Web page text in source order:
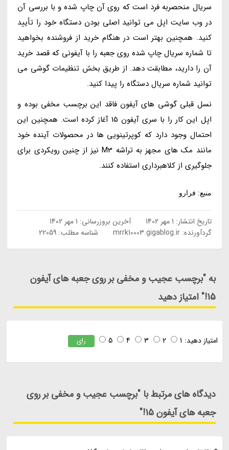
سریال منحصربه فرد است که روی آن چاپ شده و با بررسی آن
در وب سایت اپل می توانید اصلی بودن دستگاه خود را تأیید
کنید. همچنین بهتر است در هنگام خرید از فروشنده بخواهید
تا شماره سریال چاپ شده روی جعبه را با آیفونی که قصد خرید
آن را دارید، مطابقت دهد. از طریق بخش تنظیمات گوشی می
توانید شماره سریال دستگاه را پیدا کنید.
نسل قبلی گوشی های آیفون فاقد این برچسب مخفی بوده و
اپل این کار را با سری آیفون 15 آغاز کرده است. همچنین این
احتمال وجود دارد که کوپرتینویی ها در محصولات آینده خود
مانند مک های مجهز به تراشه M3 نیز از چنین رویکردی برای
جلوگیری از کلاهبرداری استفاده کنند.
منبع: فرارو
تاریخ انتشار: 1 مهر 1402 آخرین بروزرسانی: 1 مهر 1402
گردآورنده:mrrk10003.gigablog.ir شناسه مطلب: 22059
به "برچسب عجیب و مخفی بر روی جعبه های آیفون
15!" امتیاز دهید
امتیاز دهید: 1
2
3
4
5 رای
دیدگاه های مرتبط با "برچسب عجیب و مخفی بر روی
جعبه های آیفون 15!"